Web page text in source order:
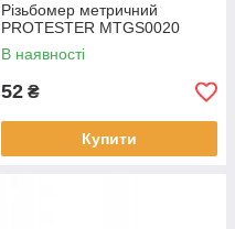
Різьбомер метричний
PROTESTER MTGS0020
В наявності
52 ₴
Купити